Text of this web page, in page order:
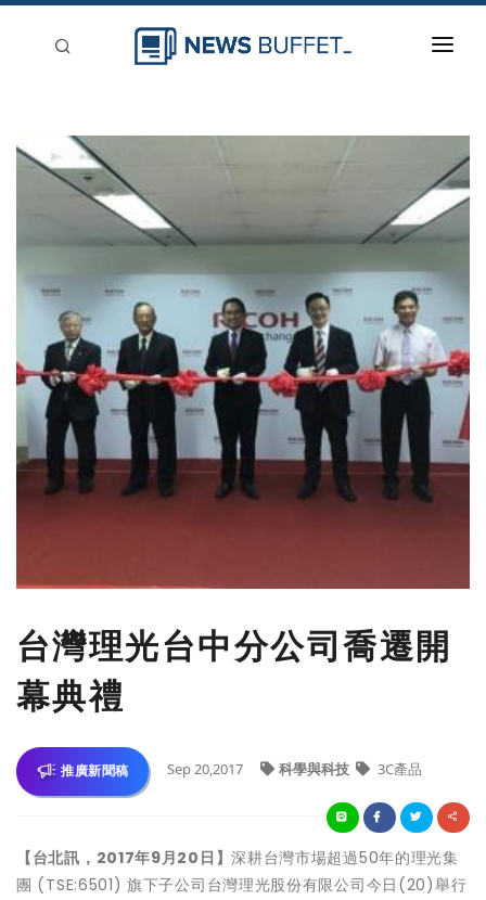
新聞稿分類
登入
台灣理光台中分公司喬遷開
幕典禮
推廣新聞稿 Sep 20,2017 科學與科技 3C產品
【台北訊， 2017年9月20 日】深耕台灣市場超過50年的理光集
團 (TSE:6501) 旗下子公司台灣理光股份有限公司今日(20)舉行